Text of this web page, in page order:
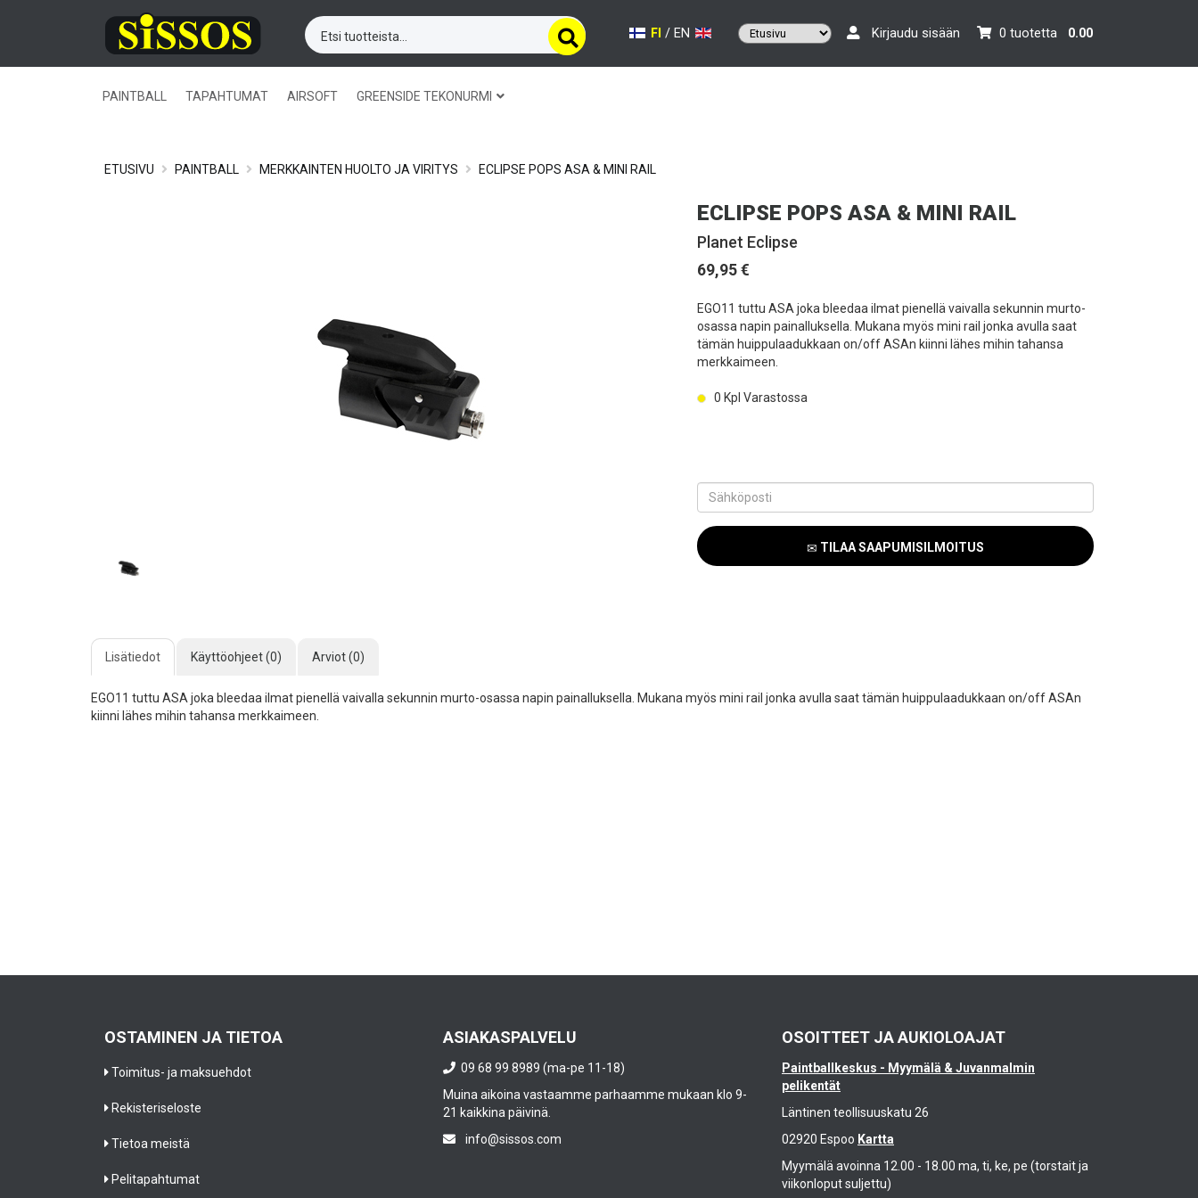
FI/ EN Kirjaudu sisään 0 tuotetta 0.00
PAINTBALL TAPAHTUMAT AIRSOFT GREENSIDE TEKONURMI
ETUSIVU PAINTBALL MERKKAINTEN HUOLTO JA VIRITYS ECLIPSE POPS ASA & MINI RAIL
ECLIPSE POPS ASA & MINI RAIL
Planet Eclipse
69,95 €
EGO11 tuttu ASA joka bleedaa ilmat pienellä vaivalla sekunnin murto-
osassa napin painalluksella. Mukana myös mini rail jonka avulla saat
tämän huippulaadukkaan on/off ASAn kiinni lähes mihin tahansa
merkkaimeen.
0 Kpl Varastossa
TILAA SAAPUMISILMOITUS
Lisätiedot Käyttöohjeet (0) Arviot (0)
EGO11 tuttu ASA joka bleedaa ilmat pienellä vaivalla sekunnin murto-osassa napin painalluksella. Mukana myös mini rail jonka avulla saat tämän huippulaadukkaan on/off ASAn
kiinni lähes mihin tahansa merkkaimeen.
OSTAMINEN JA TIETOA
Toimitus- ja maksuehdot
Rekisteriseloste
Tietoa meistä
Pelitapahtumat
ASIAKASPALVELU
09 68 99 8989 (ma-pe 11-18)
Muina aikoina vastaamme parhaamme mukaan klo 9-
21 kaikkina päivinä.
info@sissos.com
OSOITTEET JA AUKIOLOAJAT
Paintballkeskus - Myymälä & Juvanmalmin
pelikentät
Läntinen teollisuuskatu 26
02920 Espoo Kartta
Myymälä avoinna 12.00 - 18.00 ma, ti, ke, pe (torstait ja
viikonloput suljettu)